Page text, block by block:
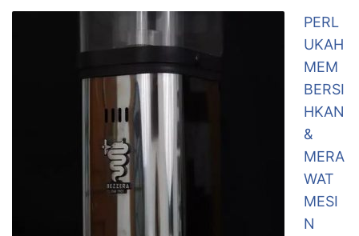
PERL
UKAH
MEM
BERSI
HKAN
&
MERA
WAT
MESI
N